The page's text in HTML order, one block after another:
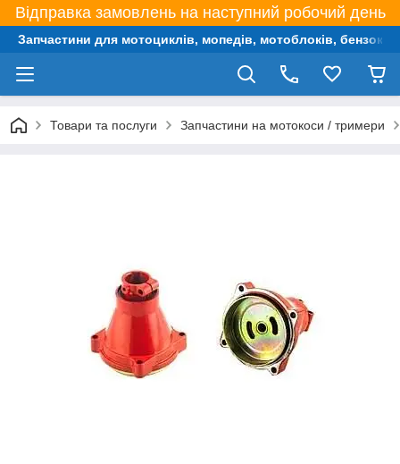
Відправка замовлень на наступний робочий день
Запчастини для мотоциклів, мопедів, мотоблоків,
Товари та послуги Запчастини на мотокоси / тримери